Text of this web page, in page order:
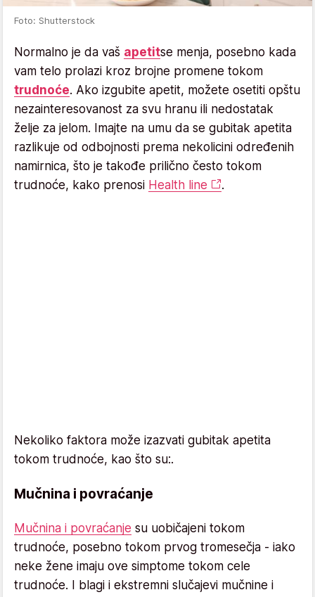
Foto: Shutterstock
Normalno je da vaš apetitse menja, posebno kada
vam telo prolazi kroz brojne promene tokom
trudnoće. Ako izgubite apetit, možete osetiti opštu
nezainteresovanost za svu hranu ili nedostatak
želje za jelom. Imajte na umu da se gubitak apetita
razlikuje od odbojnosti prema nekolicini određenih
namirnica, što je takođe prilično često tokom
trudnoće, kako prenosi Health line .
Nekoliko faktora može izazvati gubitak apetita
tokom trudnoće, kao što su:.
Mučnina i povraćanje
Mučnina i povraćanje su uobičajeni tokom
trudnoće, posebno tokom prvog tromesečja - iako
neke žene imaju ove simptome tokom cele
trudnoće. I blagi i ekstremni slučajevi mučnine i